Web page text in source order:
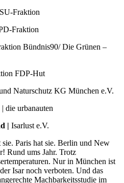
Fraktion
Fraktion
Bündnis90/ Die Grünen –
FDP-Hut
Naturschutz KG München e.V.
die urbanauten
| Isarlust e.V.
Paris hat sie. Berlin und New
Rund ums Jahr. Trotz
Nur in München ist
Isar noch verboten. Und das
Machbarkeitsstudie im